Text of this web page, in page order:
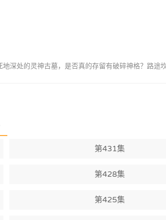
深处的灵神古墓，是否真的存留有破碎神格？路途
第431集
第428集
第425集